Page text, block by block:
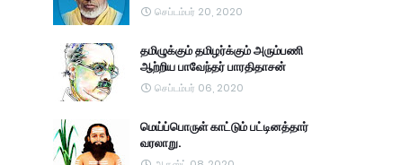
செப்டம்பர் 20, 2020
தமிழுக்கும் தமிழர்க்கும் அரும்பணி
ஆற்றிய பாவேந்தர் பாரதிதாசன்
செப்டம்பர் 06, 2020
மெய்ப்பொருள் காட்டும் பட்டினத்தார்
வரலாறு.